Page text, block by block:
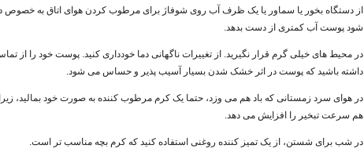
از دستگاه بخور یا سماور یا یک ظرف آب روی شوفاژ برای مرطوب کردن هوای اتاق به خصوص
شود پوست آب کمتری از دست بدهد.
در محیط های خیلی گرم قرار نگیرید. از تغییرات ناگهانی دما خودداری کنید. پوست خود را از
داشته باشید که پوست در اثر خشک شدن بسیار آسیب پذیر و حساس می شود.
در هوای سرد زمستانی که باد هم می وزد، حتما یک کرم مرطوب کننده به صورت خود بمالید،
هم سرعت تبخیر را افزایش می دهد.
در شب برای شستن، از یک تمیز کننده روغنی استفاده کنید که کرم بچه مناسب تر است.